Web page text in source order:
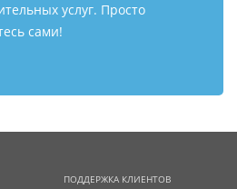
услуг. Просто
сами!
ПОДДЕРЖКА КЛИЕНТОВ